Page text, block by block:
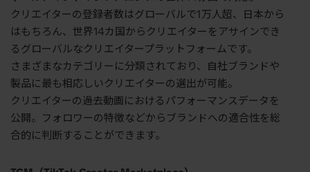
クリエイターの登録者数はグローバルで1 万人超、日本から
はもちろん、世界14 カ国からクリエイターをアサインでき
るグローバルなクリエイタープラットフォームです。
さまざまなカテゴリーに分類されており、自社ブランドや
製品に最も相応しいクリエイターの選出が可能。
クリエイターの過去動画におけるパフォーマンスデータを
公開。フォロワーの特徴などからブランドへの適合性を総
合的に判断することができます。